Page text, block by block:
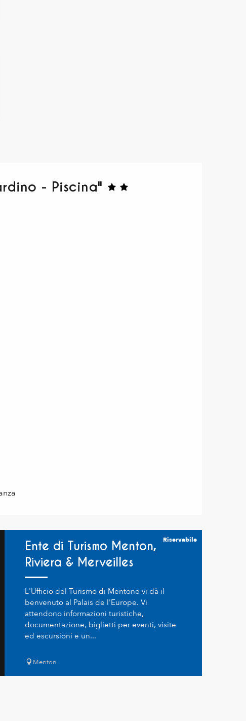
- Piscina"
Ente di Turismo Menton,
Riviera & Merveilles
L'Ufficio del Turismo di Mentone vi dà il
benvenuto al Palais de l'Europe. Vi
attendono informazioni turistiche,
documentazione, biglietti per eventi, visite
ed escursioni e un...
Menton
Riservabile